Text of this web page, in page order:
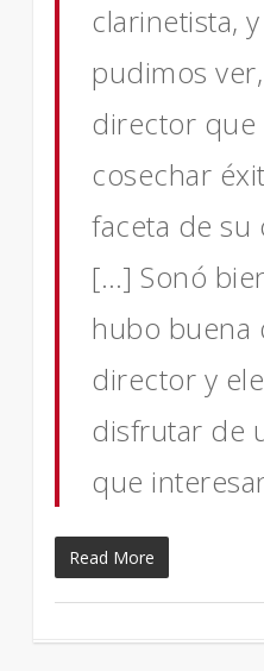
clarinetista,
pudimos
director que
cosechar
faceta de su
[…] Sonó
hubo buena
director y
disfrutar de
que
Read More